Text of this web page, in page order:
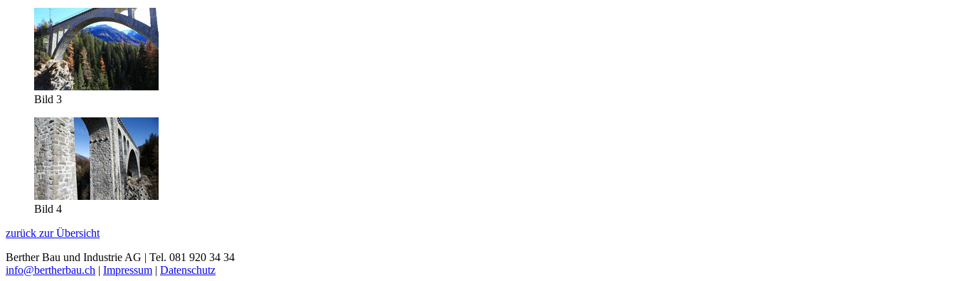
Bild 3
Bild 4
zurück zur Übersicht
Berther Bau und Industrie AG | Tel. 081 920 34 34
info@bertherbau.ch | Impressum | Datenschutz